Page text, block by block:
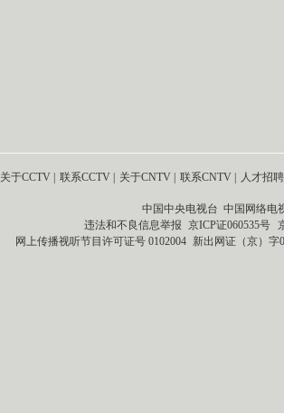
关于CCTV 联系CCTV 关于CNTV 联系CNTV 人才招聘
中国中央电视台 中国网络电
违法和不良信息举报 京ICP证060535号
网上传播视听节目许可证号 0102004 新出网证（京）